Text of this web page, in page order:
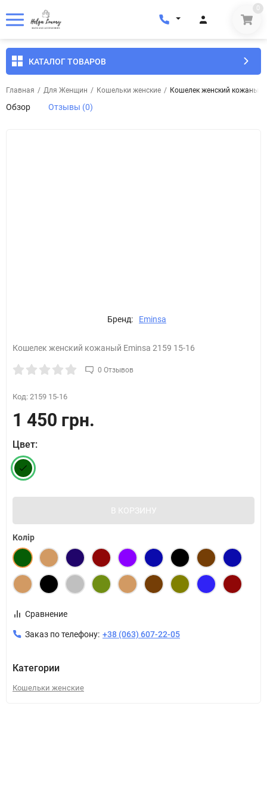
0
КАТАЛОГ ТОВАРОВ
Главная / Для Женщин / Кошельки женские / Кошелек женский кожаный
Обзор Отзывы (0)
Бренд: Eminsa
Кошелек женский кожаный Eminsa 2159 15-16
0 Отзывов
Код: 2159 15-16
1 450 грн.
Цвет:
В КОРЗИНУ
Колір
Сравнение
Заказ по телефону: +38 (063) 607-22-05
Категории
Кошельки женские